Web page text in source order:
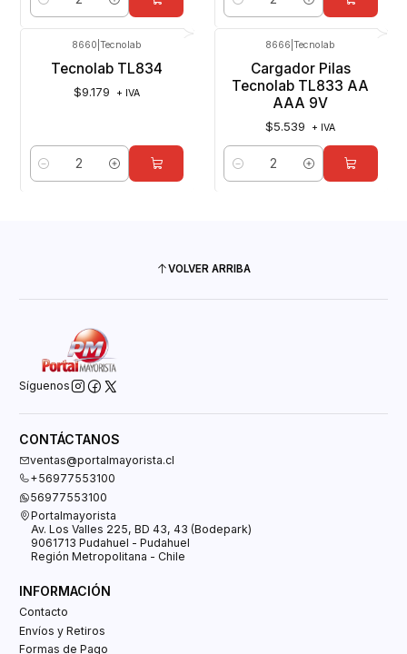
Cantidad Cantidad
8660 Tecnolab
Tecnolab TL834
$9.179 + IVA
Cantidad
8666 |Tecnolab
Cargador Pilas
Tecnolab TL833 AA
AAA 9V
$5.539 + IVA
Cantidad
VOLVER ARRIBA
Síguenos
CONTÁCTANOS
ventas@portalmayorista.cl
+56977553100
56977553100
Portalmayorista
Av. Los Valles 225, BD 43, 43 (Bodepark)
9061713 Pudahuel - Pudahuel
Región Metropolitana - Chile
INFORMACIÓN
Contacto
Envíos y Retiros
Formas de Pago